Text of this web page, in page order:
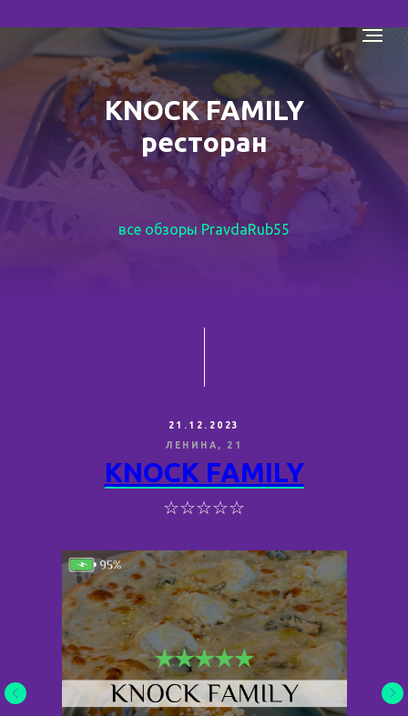
KNOCK FAMILY
ресторан
все обзоры PravdaRub55
21.12.2023
ЛЕНИНА, 21
KNOCK FAMILY
☆☆☆☆☆